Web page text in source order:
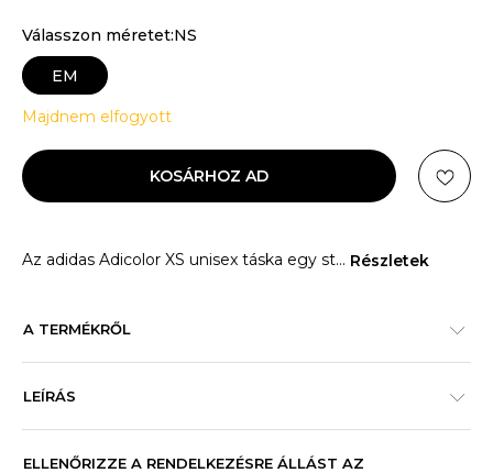
Válasszon méretet:NS
EM
Majdnem elfogyott
KOSÁRHOZ AD
Az adidas Adicolor XS unisex táska egy st... Részletek
A TERMÉKRŐL
LEÍRÁS
ELLENŐRIZZE A RENDELKEZÉSRE ÁLLÁST AZ